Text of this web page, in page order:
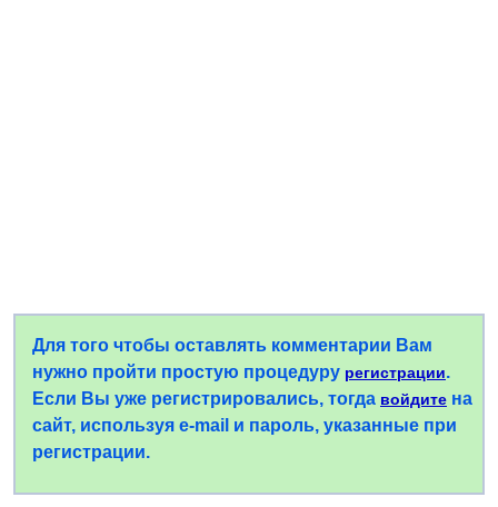
Для того чтобы оставлять комментарии Вам
нужно пройти простую процедуру регистрации.
Если Вы уже регистрировались, тогда войдите на
сайт, используя e-mail и пароль, указанные при
регистрации.